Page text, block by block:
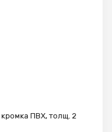
ПВХ, толщ. 2